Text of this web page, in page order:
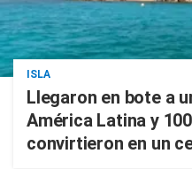
ISLA
Llegaron en bote a
América Latina y
convirtieron en un